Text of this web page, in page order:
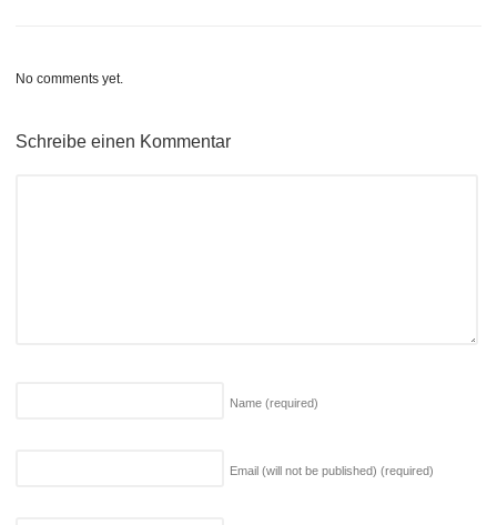
No comments yet.
Schreibe einen Kommentar
Name (required)
Email (will not be published) (required)